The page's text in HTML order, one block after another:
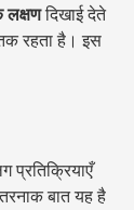
लक्षण दिखाई देते
रहता है। इस
बात यह है